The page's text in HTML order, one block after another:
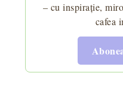
– cu inspirație,
cafea